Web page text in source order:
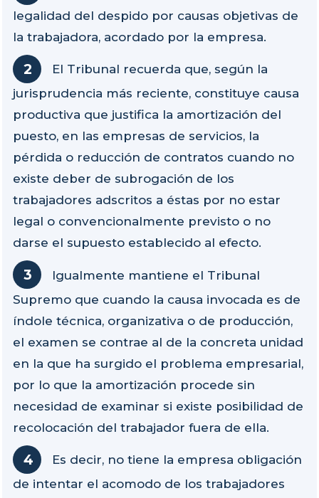
legalidad del despido por causas objetivas de
la trabajadora, acordado por la empresa.
El Tribunal recuerda que, según la
jurisprudencia más reciente, constituye causa
productiva que justifica la amortización del
puesto, en las empresas de servicios, la
pérdida o reducción de contratos cuando no
existe deber de subrogación de los
trabajadores adscritos a éstas por no estar
legal o convencionalmente previsto o no
darse el supuesto establecido al efecto.
Igualmente mantiene el Tribunal
Supremo que cuando la causa invocada es de
índole técnica, organizativa o de producción,
el examen se contrae al de la concreta unidad
en la que ha surgido el problema empresarial,
por lo que la amortización procede sin
necesidad de examinar si existe posibilidad de
recolocación del trabajador fuera de ella.
Es decir, no tiene la empresa obligación
de intentar el acomodo de los trabajadores